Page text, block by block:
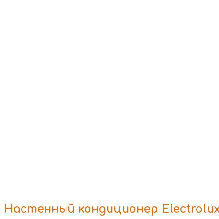
Настенный кондиционер Electrolux